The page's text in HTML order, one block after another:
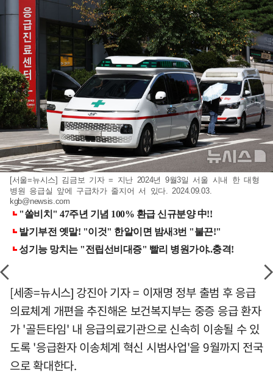
[서울=뉴시스] 김금보 기자 = 지난 2024년 9월3일 서울 시내 한 대형
병원 응급실 앞에 구급차가 줄지어 서 있다. 2024.09.03.
kgb@newsis.com
[세종=뉴시스] 강진아 기자 = 이재명 정부 출범 후 응급
의료체계 개편을 추진해온 보건복지부는 중증 응급 환자
가 '골든타임' 내 응급의료기관으로 신속히 이송될 수 있
도록 '응급환자 이송체계 혁신 시범사업'을 9월까지 전국
으로 확대한다.